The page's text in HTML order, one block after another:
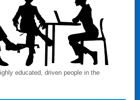
educated, driven people in the